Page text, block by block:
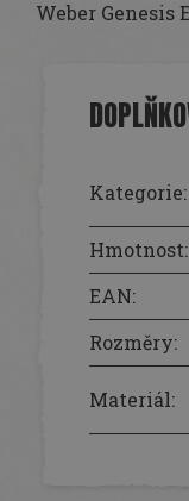
Weber Genesis
Kategorie:
Hmotnost:
EAN:
Rozměry:
Materiál: